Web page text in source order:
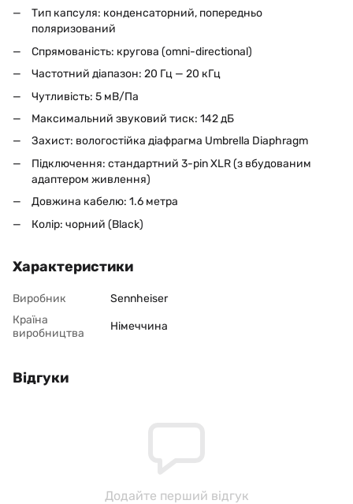
Тип капсуля: конденсаторний, попередньо
поляризований
Спрямованість: кругова (omni-directional)
Частотний діапазон: 20 Гц — 20 кГц
Чутливість: 5 мВ/Па
Максимальний звуковий тиск: 142 дБ
Захист: вологостійка діафрагма Umbrella Diaphragm
Підключення: стандартний 3-pin XLR (з вбудованим
адаптером живлення)
Довжина кабелю: 1.6 метра
Колір: чорний (Black)
Характеристики
Виробник
Sennheiser
Країна
виробництва
Німеччина
Відгуки
Додайте перший відгук